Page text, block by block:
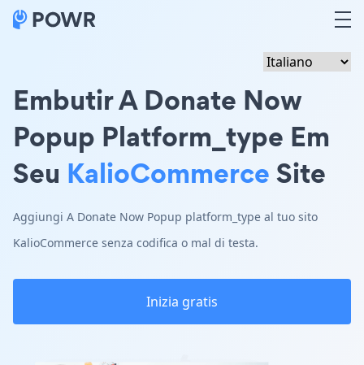
Embutir A Donate Now
Popup Platform_type Em
Seu KalioCommerceSite
Aggiungi A Donate Now Popup platform_type al tuo sito
KalioCommerce senza codifica o mal di testa.
Inizia gratis